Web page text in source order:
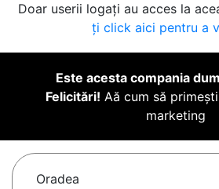
Doar userii logați au acces la
ți click aici pentru a
Este acesta compania
Felicitări! Aă cum să
marketing
Oradea